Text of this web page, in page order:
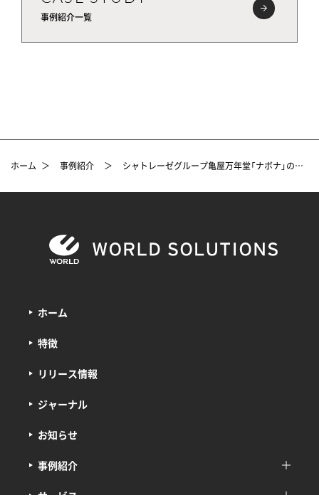
事例紹介一覧
ホーム ＞ 事例紹介 ＞ シャトレーゼグループ亀屋万年堂「ナボナ」のパッケージデザイン事例
ホーム
特徴
事例紹介
リリース情報
ジャーナル
お知らせ